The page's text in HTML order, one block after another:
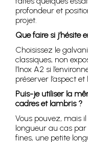
profondeur et
projet.
Que faire si j’hésite
Choisissez le
classiques, non
l’Inox A2 si
préserver l’aspect
Puis-je utiliser la
cadres et lambris ?
Vous pouvez, mais
longueur au cas par
fines, une petite